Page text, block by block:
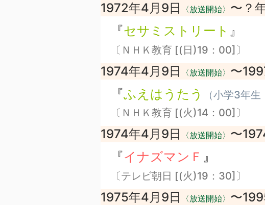
1972年4月9日 〈放送開始〉 〜？
『セサミストリート 』
〔ＮＨＫ教育 [(日)19：00]〕
1974年4月9日 〈放送開始〉 〜
『ふえはうたう （小学3年生
〔ＮＨＫ教育 [(火)14：00]〕
1974年4月9日 〈放送開始〉 〜
『イナズマンＦ 』
〔テレビ朝日 [(火)19：30]〕
1975年4月9日 〈放送開始〉 〜